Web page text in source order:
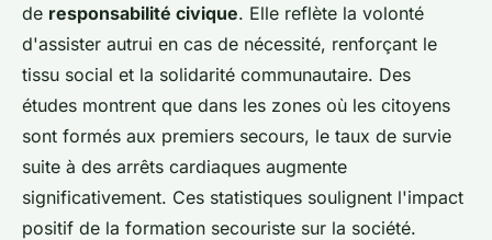
de responsabilité civique. Elle reflète la volonté
d'assister autrui en cas de nécessité, renforçant le
tissu social et la solidarité communautaire. Des
études montrent que dans les zones où les citoyens
sont formés aux premiers secours, le taux de survie
suite à des arrêts cardiaques augmente
significativement. Ces statistiques soulignent l'impact
positif de la formation secouriste sur la société.